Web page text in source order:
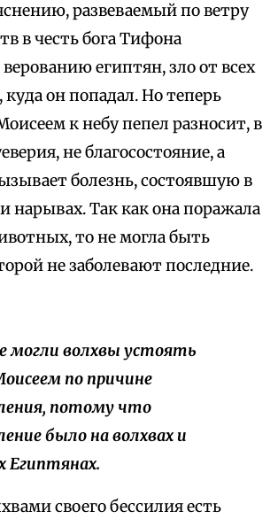
развеваемый по ветру
в честь бога Тифона
египтян, зло от всех
куда он попадал. Но теперь
к небу пепел разносит, в
не благосостояние, а
болезнь, состоявшую в
нарывах. Так как она поражала
то не могла быть
не заболевают последние.
могли волхвы устоять
по причине
потому что
было на волхвах и
Египтянах.
своего бессилия есть